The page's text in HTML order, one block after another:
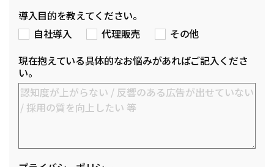
導入目的を教えてください。
自社導入
代理販売
その他
現在抱えている具体的なお悩みがあればご記入くださ
い。